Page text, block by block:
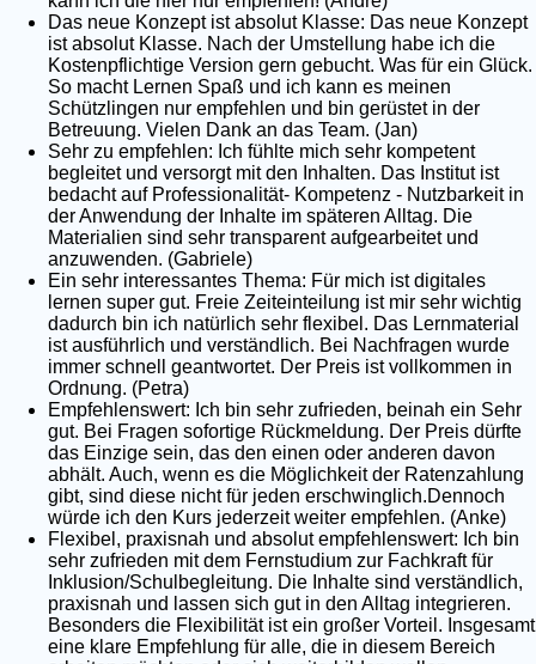
Das neue Konzept ist absolut Klasse: Das neue Konzept
ist absolut Klasse. Nach der Umstellung habe ich die
Kostenpflichtige Version gern gebucht. Was für ein Glück.
So macht Lernen Spaß und ich kann es meinen
Schützlingen nur empfehlen und bin gerüstet in der
Betreuung. Vielen Dank an das Team. (Jan)
Sehr zu empfehlen: Ich fühlte mich sehr kompetent
begleitet und versorgt mit den Inhalten. Das Institut ist
bedacht auf Professionalität- Kompetenz - Nutzbarkeit in
der Anwendung der Inhalte im späteren Alltag. Die
Materialien sind sehr transparent aufgearbeitet und
anzuwenden. (Gabriele)
Ein sehr interessantes Thema: Für mich ist digitales
lernen super gut. Freie Zeiteinteilung ist mir sehr wichtig
dadurch bin ich natürlich sehr flexibel. Das Lernmaterial
ist ausführlich und verständlich. Bei Nachfragen wurde
immer schnell geantwortet. Der Preis ist vollkommen in
Ordnung. (Petra)
Empfehlenswert: Ich bin sehr zufrieden, beinah ein Sehr
gut. Bei Fragen sofortige Rückmeldung. Der Preis dürfte
das Einzige sein, das den einen oder anderen davon
abhält. Auch, wenn es die Möglichkeit der Ratenzahlung
gibt, sind diese nicht für jeden erschwinglich.Dennoch
würde ich den Kurs jederzeit weiter empfehlen. (Anke)
Flexibel, praxisnah und absolut empfehlenswert: Ich bin
sehr zufrieden mit dem Fernstudium zur Fachkraft für
Inklusion/Schulbegleitung. Die Inhalte sind verständlich,
praxisnah und lassen sich gut in den Alltag integrieren.
Besonders die Flexibilität ist ein großer Vorteil. Insgesamt
eine klare Empfehlung für alle, die in diesem Bereich